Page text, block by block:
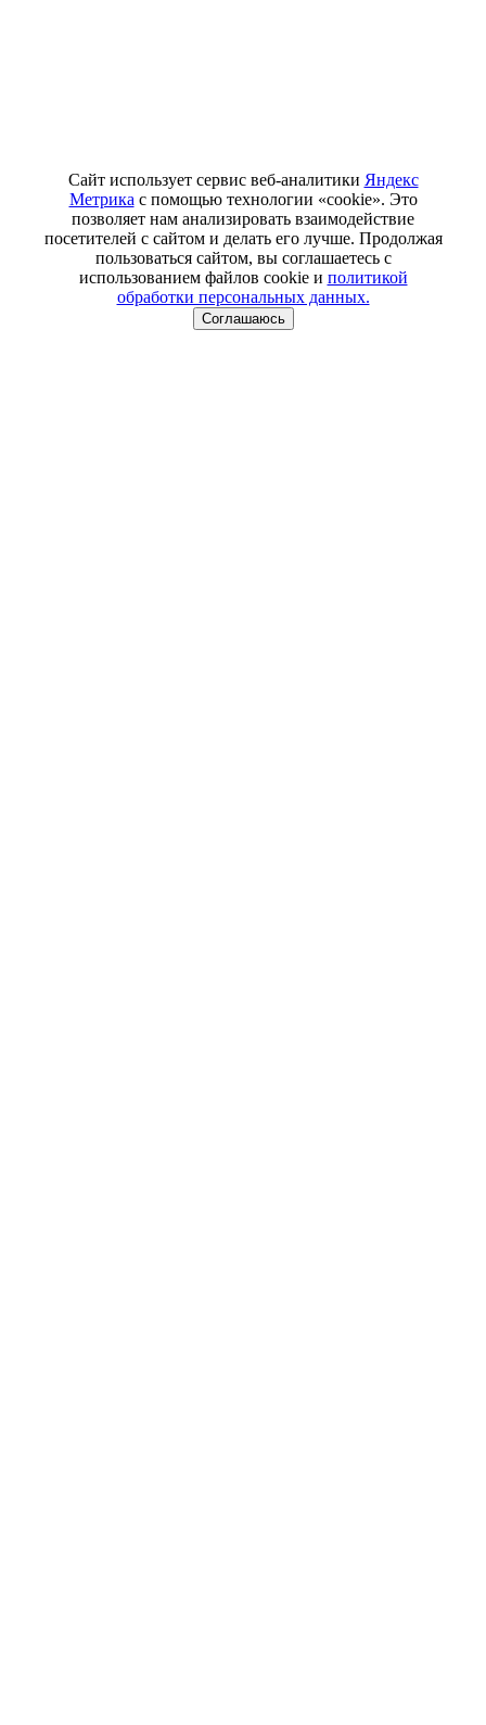
Сайт использует сервис веб-аналитики Яндекс
Метрика с помощью технологии «cookie». Это
позволяет нам анализировать взаимодействие
посетителей с сайтом и делать его лучше. Продолжая
пользоваться сайтом, вы соглашаетесь с
использованием файлов cookie и политикой
обработки персональных данных.
Соглашаюсь